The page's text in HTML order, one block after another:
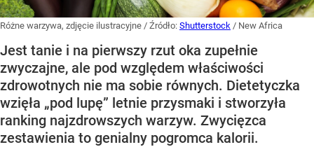
Różne warzywa, zdjęcie ilustracyjne / Źródło: Shutterstock / New Africa
Jest tanie i na pierwszy rzut oka zupełnie
zwyczajne, ale pod względem właściwości
zdrowotnych nie ma sobie równych. Dietetyczka
wzięła „pod lupę” letnie przysmaki i stworzyła
ranking najzdrowszych warzyw. Zwycięzca
zestawienia to genialny pogromca kalorii.